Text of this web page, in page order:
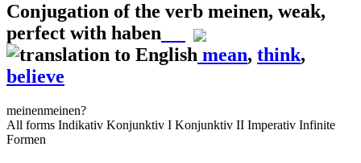
Conjugation of the verb meinen, weak,
perfect with haben
mean, think,
believe
meinenmeinen?
All forms Indikativ Konjunktiv I Konjunktiv II Imperativ Infinite
Formen